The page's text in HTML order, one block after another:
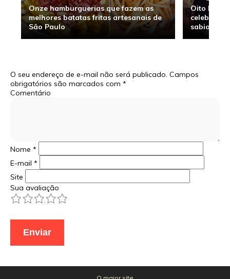
Onze hamburguerias que fazem as
melhores batatas fritas artesanais de
São Paulo
Oito
sabia
O seu endereço de e-mail não será publicado. Campos
obrigatórios são marcados com *
Comentário
Nome *
E-mail *
Site
Sua avaliação
5
4
3
2